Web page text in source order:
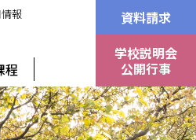
情報
程
資料請求
学校説明会
公開行事